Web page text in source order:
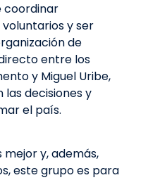
coordinar
y ser
de
entre los
y Miguel Uribe,
decisiones y
el país.
mejor y, además,
este grupo es para